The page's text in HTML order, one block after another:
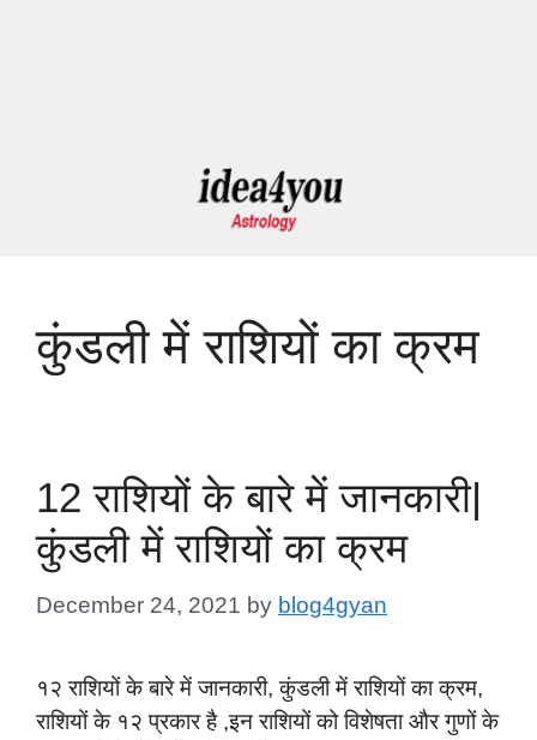
कुंडली में राशियों का क्रम
12 राशियों के बारे में जानकारी|
कुंडली में राशियों का क्रम
December 24, 2021 by blog4gyan
१२ राशियों के बारे में जानकारी, कुंडली में राशियों का क्रम,
राशियों के १२ प्रकार है ,इन राशियों को विशेषता और गुणों के